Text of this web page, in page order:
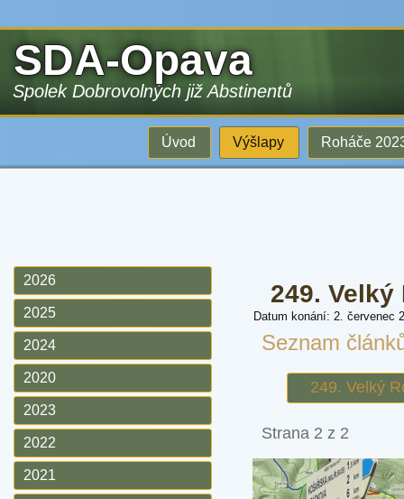
SDA-Opava
Spolek Dobrovolných již Abstinentů
Úvod Výšlapy Roháče
2026
2025
2024
2020
2023
2022
2021
249.
Datum konání: 2. červenec
Seznam
249. Velký
Strana 2 z 2